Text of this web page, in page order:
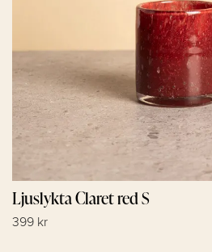
Ljuslykta Claret red S
399 kr